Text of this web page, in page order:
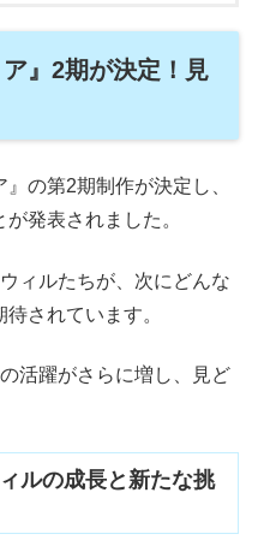
ア』2期が決定！見
の第2期制作が決定し、
発表されました。
ィルたちが、次にどんな
されています。
活躍がさらに増し、見ど
ルの成長と新たな挑